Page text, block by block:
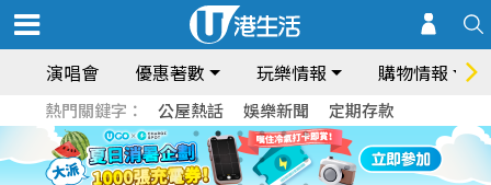
演唱會 優惠著數 玩樂情報 購物情報
熱門關鍵字： 公屋熱話 娛樂新聞 定期存款